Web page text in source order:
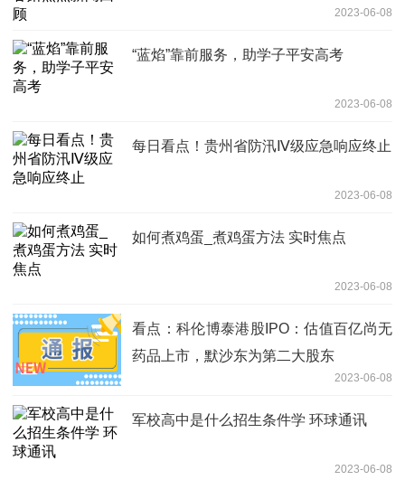
2023-06-08
“蓝焰”靠前服务，助学子平安高考
2023-06-08
每日看点！贵州省防汛Ⅳ级应急响应终止
2023-06-08
如何煮鸡蛋_煮鸡蛋方法 实时焦点
2023-06-08
看点：科伦博泰港股IPO：估值百亿尚无
药品上市，默沙东为第二大股东
2023-06-08
军校高中是什么招生条件学 环球通讯
2023-06-08